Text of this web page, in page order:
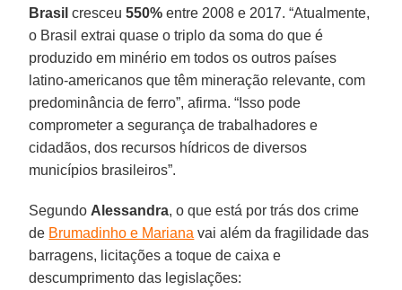
Brasil cresceu 550% entre 2008 e 2017. “Atualmente,
o Brasil extrai quase o triplo da soma do que é
produzido em minério em todos os outros países
latino-americanos que têm mineração relevante, com
predominância de ferro”, afirma. “Isso pode
comprometer a segurança de trabalhadores e
cidadãos, dos recursos hídricos de diversos
municípios brasileiros”.
SegundoAlessandra, o que está por trás dos crime
de Brumadinho e Mariana vai além da fragilidade das
barragens, licitações a toque de caixa e
descumprimento das legislações: